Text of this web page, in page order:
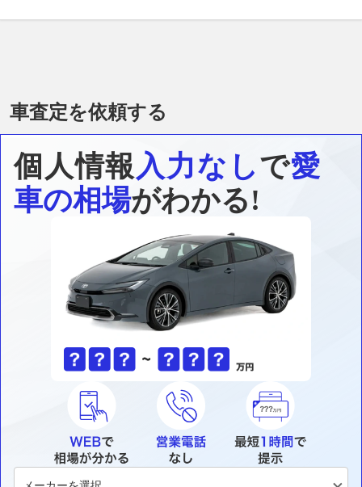
車査定を依頼する
個人情報入力なしで愛
車の相場がわかる!